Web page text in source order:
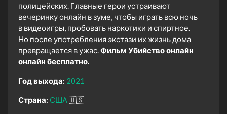
полицейских. Главные герои устраивают
вечеринку онлайн в зуме, чтобы играть всю ночь
в видеоигры, пробовать наркотики и спиртное.
Но после употребления экстази их жизнь дома
превращается в ужас.Фильм Убийство онлайн
онлайн бесплатно.
Год выхода: 2021
Страна: США🇺🇸